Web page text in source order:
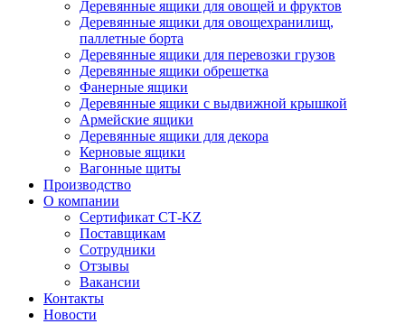
Деревянные ящики для овощей и фруктов
Деревянные ящики для овощехранилищ,
паллетные борта
Деревянные ящики для перевозки грузов
Деревянные ящики обрешетка
Фанерные ящики
Деревянные ящики с выдвижной крышкой
Армейские ящики
Деревянные ящики для декора
Керновые ящики
Вагонные щиты
Производство
О компании
Сертификат СТ-KZ
Поставщикам
Сотрудники
Отзывы
Вакансии
Контакты
Новости